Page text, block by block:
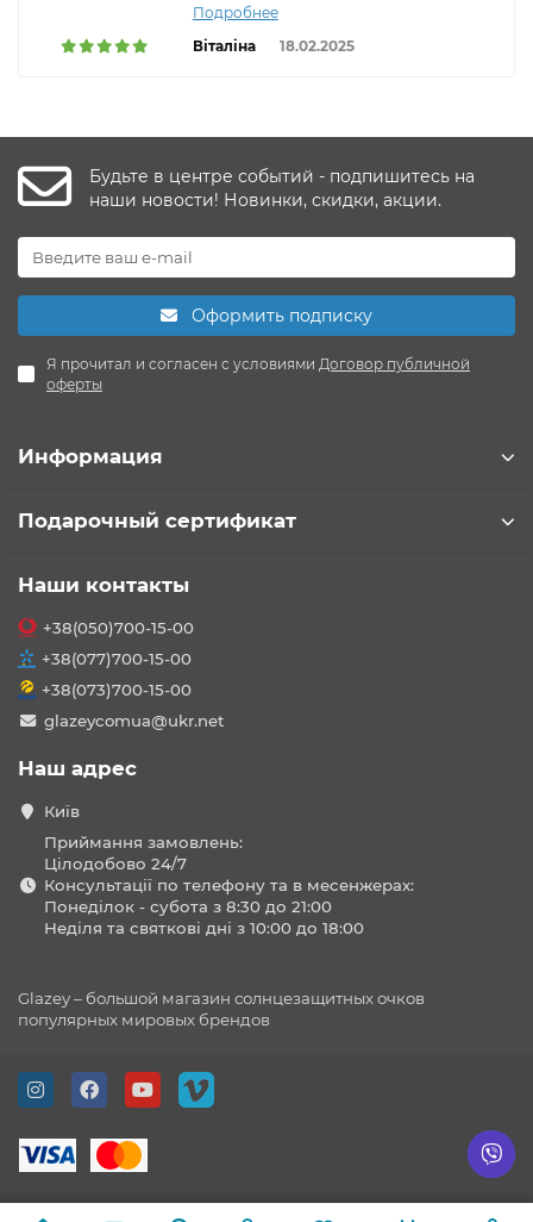
Подробнее
Віталіна
18.02.2025
Будьте в центре событий - подпишитесь на
наши новости! Новинки, скидки, акции.
Оформить подписку
Я прочитал и согласен с условиями Договор публичной
оферты
Информация
Подарочный сертификат
Наши контакты
+38(050)700-15-00
+38(077)700-15-00
+38(073)700-15-00
glazeycomua@ukr.net
Наш адрес
Київ
Приймання замовлень:
Цілодобово 24/7
Консультації по телефону та в месенжерах:
Понеділок - субота з 8:30 до 21:00
Неділя та святкові дні з 10:00 до 18:00
Glazey – большой магазин солнцезащитных очков
популярных мировых брендов